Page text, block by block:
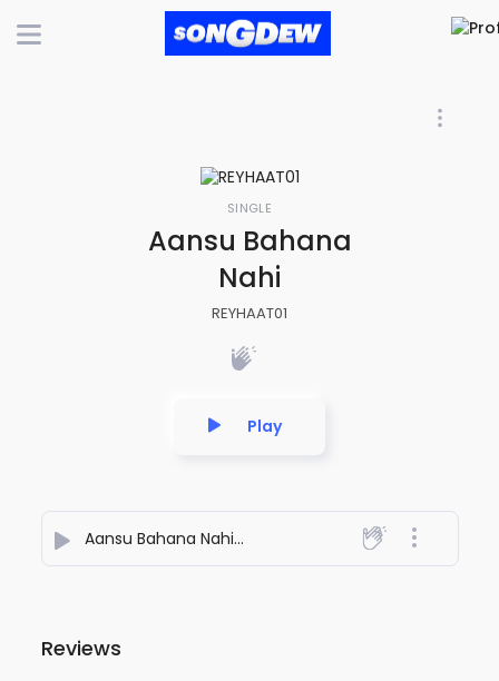
SINGLE
Aansu Bahana
Nahi
REYHAAT01
Play
Aansu Bahana Nahi
- REYHAAT01
Reviews